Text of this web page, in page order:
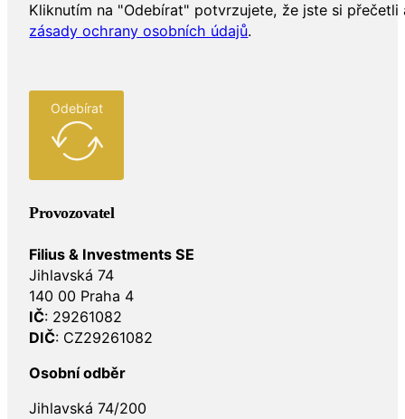
Kliknutím na "Odebírat" potvrzujete, že jste si přečetli
zásady ochrany osobních údajů.
Odebírat
Provozovatel
Filius & Investments SE
Jihlavská 74
140 00 Praha 4
IČ: 29261082
DIČ: CZ29261082
Osobní odběr
Jihlavská 74/200